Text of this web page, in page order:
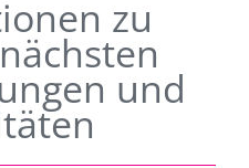
zu
und